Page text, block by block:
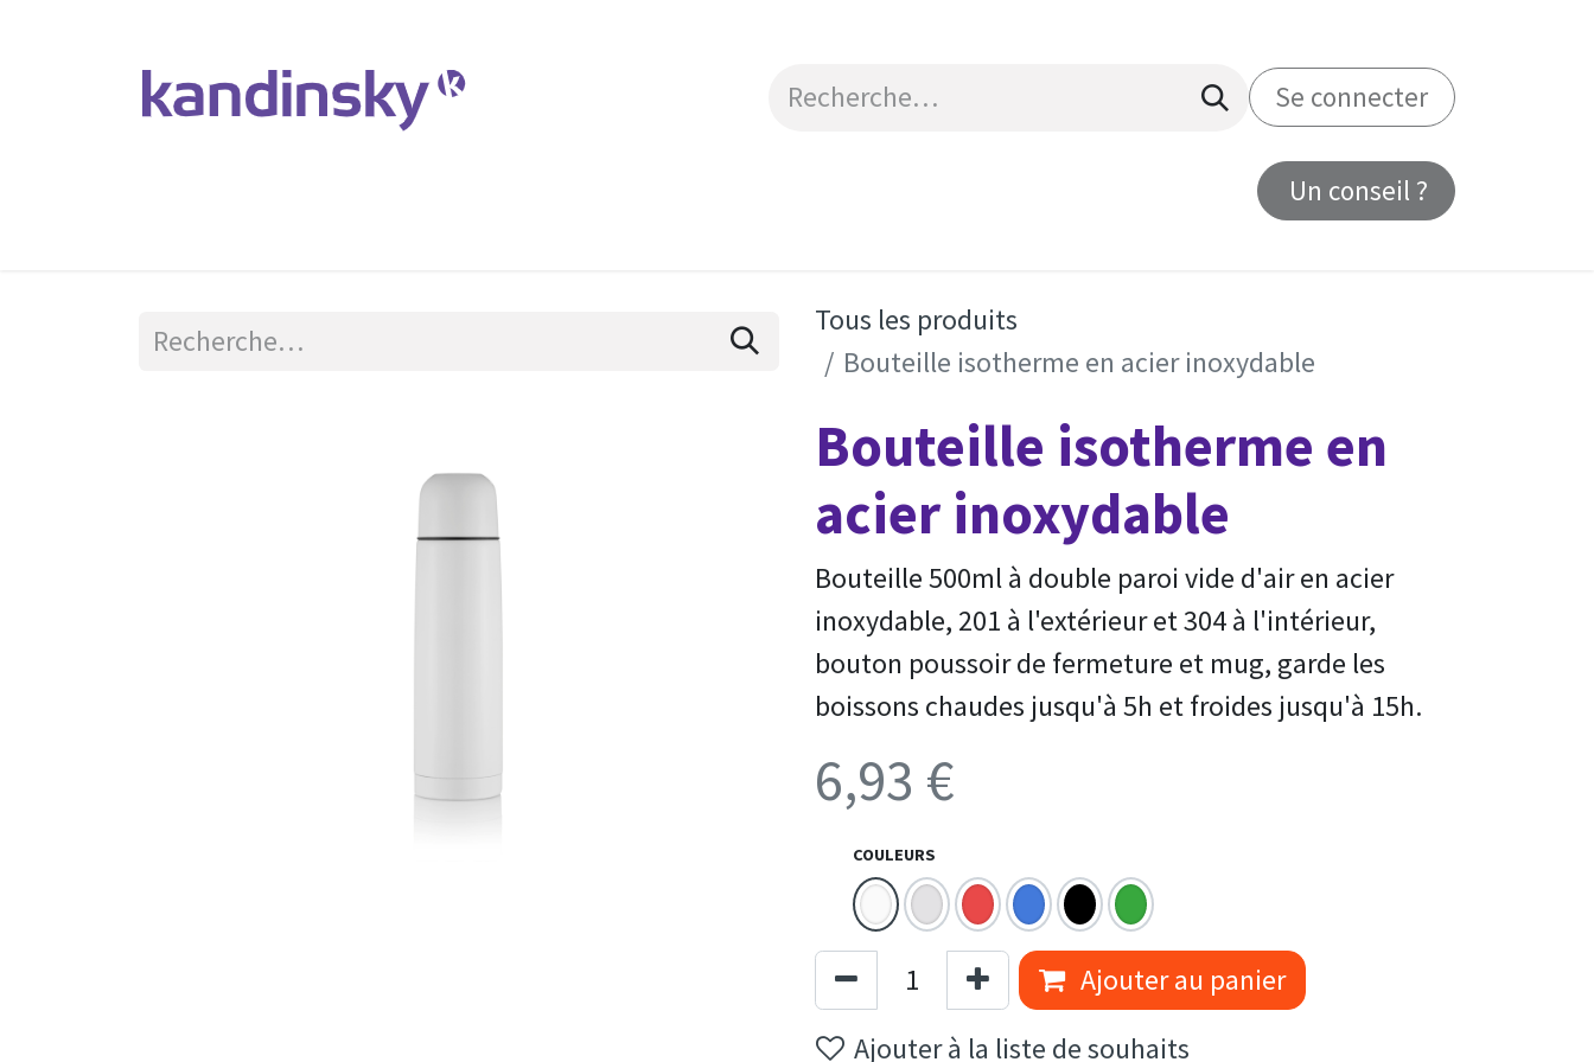
Se connecter
Un conseil ?
Tous les produits
Bouteille isotherme en acier inoxydable
Bouteille isotherme en
acier inoxydable
Bouteille 500ml à double paroi vide d'air en acier
inoxydable, 201 à l'extérieur et 304 à l'intérieur,
bouton poussoir de fermeture et mug, garde les
boissons chaudes jusqu'à 5h et froides jusqu'à 15h.
6,93 €
COULEURS
Ajouter au panier
Ajouter à la liste de souhaits